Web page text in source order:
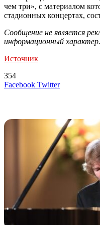
чем три», с материалом
стадионных концертах,
Сообщение не является
информационный характер.
Источник
354
Facebook TwitterLinkedIn
Tumblr
Reddit
Вконтакте
Skype
Messenger
Messenger
WhatsApp
Telegram
Viber
Line
Поделиться
Печатать